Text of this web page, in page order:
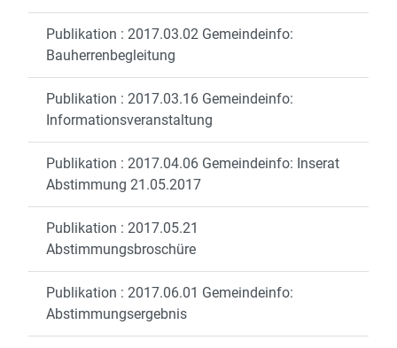
Publikation : 2017.03.02 Gemeindeinfo:
Bauherrenbegleitung
Publikation : 2017.03.16 Gemeindeinfo:
Informationsveranstaltung
Publikation : 2017.04.06 Gemeindeinfo: Inserat
Abstimmung 21.05.2017
Publikation : 2017.05.21
Abstimmungsbroschüre
Publikation : 2017.06.01 Gemeindeinfo:
Abstimmungsergebnis